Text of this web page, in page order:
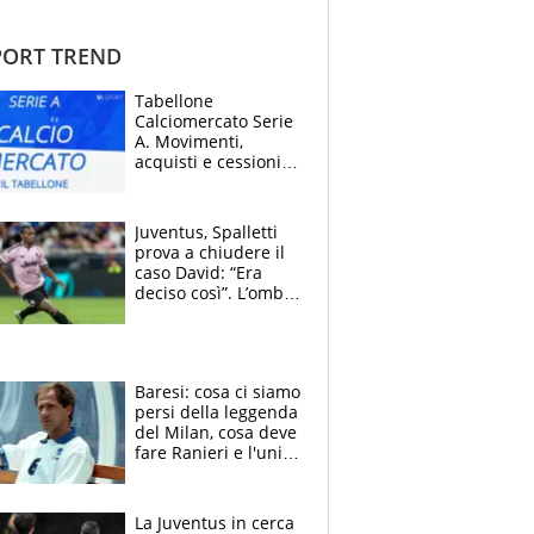
TREND
Tabellone
Calciomercato Serie
A. Movimenti,
acquisti e cessioni:
Juventus, Spalletti
prova a chiudere il
caso David: “Era
deciso così”. L’ombra
Baresi: cosa ci siamo
persi della leggenda
del Milan, cosa deve
fare Ranieri e l'unico
La Juventus in cerca